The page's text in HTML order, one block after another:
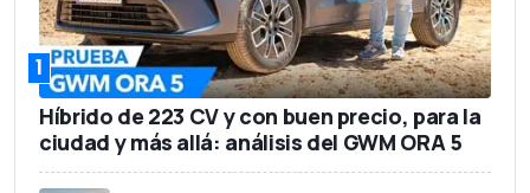
1
Híbrido de 223 CV y con buen precio, para la
ciudad y más allá: análisis del GWM ORA 5